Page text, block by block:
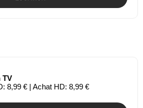
TV
8,99 € | Achat HD: 8,99 €